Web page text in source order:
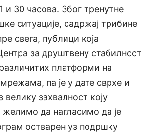
и 30 часова. Због тренутне
ситуације, садржај трибине
свега, публици која
за друштвену стабилност
платформи на
па је у дате сврхе и
захвалност коју
да нагласимо да је
остварен уз подршку